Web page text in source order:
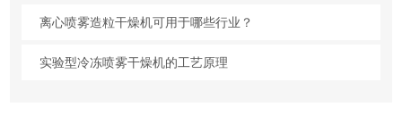
离心喷雾造粒干燥机可用于哪些行业？
实验型冷冻喷雾干燥机的工艺原理